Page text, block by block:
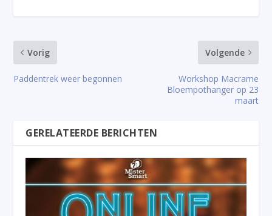
Vorig
Paddentrek weer begonnen
Volgende
Workshop Macrame
Bloempothanger op 23
maart
GERELATEERDE BERICHTEN